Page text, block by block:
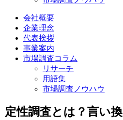
会社概要
企業理念
代表挨拶
事業案内
市場調査コラム
リサーチ
用語集
市場調査ノウハウ
定性調査とは？言い換